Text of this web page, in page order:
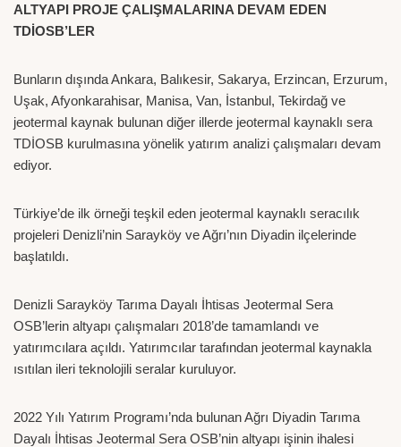
ALTYAPI PROJE ÇALIŞMALARINA DEVAM EDEN
TDİOSB’LER
Bunların dışında Ankara, Balıkesir, Sakarya, Erzincan, Erzurum,
Uşak, Afyonkarahisar, Manisa, Van, İstanbul, Tekirdağ ve
jeotermal kaynak bulunan diğer illerde jeotermal kaynaklı sera
TDİOSB kurulmasına yönelik yatırım analizi çalışmaları devam
ediyor.
Türkiye’de ilk örneği teşkil eden jeotermal kaynaklı seracılık
projeleri Denizli’nin Sarayköy ve Ağrı’nın Diyadin ilçelerinde
başlatıldı.
Denizli Sarayköy Tarıma Dayalı İhtisas Jeotermal Sera
OSB’lerin altyapı çalışmaları 2018’de tamamlandı ve
yatırımcılara açıldı. Yatırımcılar tarafından jeotermal kaynakla
ısıtılan ileri teknolojili seralar kuruluyor.
2022 Yılı Yatırım Programı’nda bulunan Ağrı Diyadin Tarıma
Dayalı İhtisas Jeotermal Sera OSB’nin altyapı işinin ihalesi